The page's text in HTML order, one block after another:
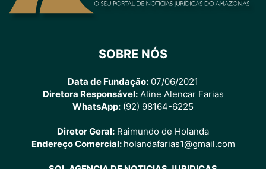
SOBRE NÓS
Data de Fundação: 07/06/2021
Diretora Responsável:Aline Alencar Farias
WhatsApp: (92) 98164-6225
Diretor Geral: Raimundo de Holanda
Endereço Comercial: holandafarias1@gmail.com